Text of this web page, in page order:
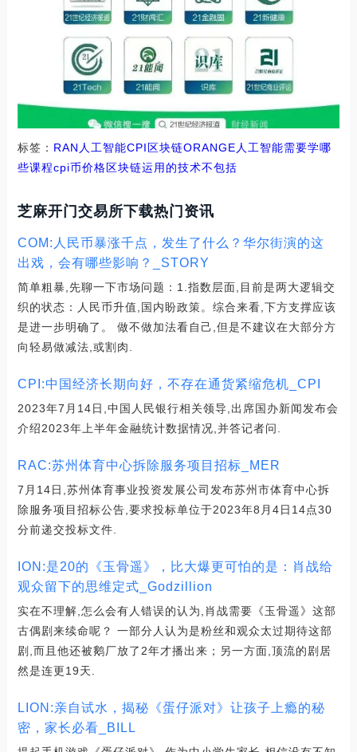
标签： RAN 人工智能CPI 区块链ORANGE人工智能需要学哪
些课程cpi币价格区块链运用的技术不包括
芝麻开门交易所下载热门资讯
COM:人民币暴涨千点，发生了什么？华尔街演的这
出戏，会有哪些影响？_STORY
简单粗暴,先聊一下市场问题：1.指数层面,目前是两大逻辑交
织的状态：人民币升值,国内盼政策。综合来看,下方支撑应该
是进一步明确了。 做不做加法看自己,但是不建议在大部分方
向轻易做减法,或割肉.
CPI:中国经济长期向好，不存在通货紧缩危机_CPI
2023年7月14日,中国人民银行相关领导,出席国办新闻发布会
介绍2023年上半年金融统计数据情况,并答记者问.
RAC:苏州体育中心拆除服务项目招标_MER
7月14日,苏州体育事业投资发展公司发布苏州市体育中心拆
除服务项目招标公告,要求投标单位于2023年8月4日14点30
分前递交投标文件.
ION:是20的《玉骨遥》，比大爆更可怕的是：肖战给
观众留下的思维定式_Godzillion
实在不理解,怎么会有人错误的认为,肖战需要《玉骨遥》这部
古偶剧来续命呢？ 一部分人认为是粉丝和观众太过期待这部
剧,而且他还被鹅厂放了2年才播出来；另一方面,顶流的剧居
然是连更19天.
LION:亲自试水，揭秘《蛋仔派对》让孩子上瘾的秘
密，家长必看_BILL